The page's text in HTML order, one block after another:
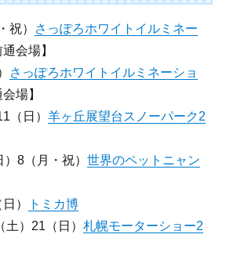
祝） さっぽろホワイトイルミネー
通会場】
さっぽろホワイトイルミネーショ
場】
（日）羊ヶ丘展望台スノーパーク2
）8（月・祝）世界のペットニャン
）
トミカ博
土）21（日）札幌モーターショー2